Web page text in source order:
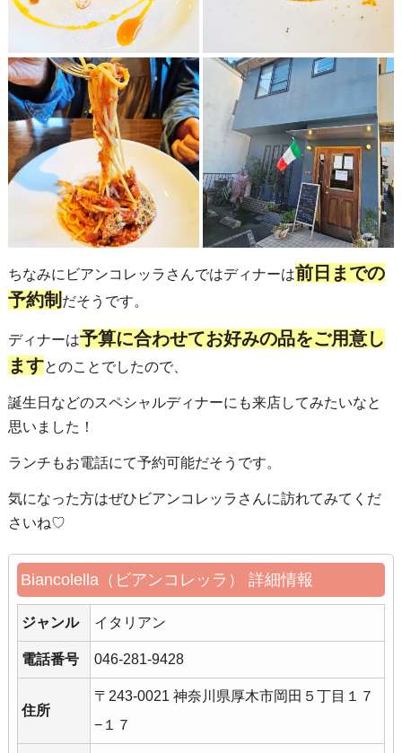
ちなみにビアンコレッラさんではディナーは前日までの
予約制 だそうです。
ディナーは予算に合わせてお好みの品をご用意し
ますとのことでしたので、
誕生日などのスペシャルディナーにも来店してみたいなと
思いました！
ランチもお電話にて予約可能だそうです。
気になった方はぜひビアンコレッラさんに訪れてみてくだ
さいね♡
Biancolella（ビアンコレッラ） 詳細情報
ジャンル イタリアン
電話番号 046-281-9428
住所
〒243-0021 神奈川県厚木市岡田５丁目１７
−１７